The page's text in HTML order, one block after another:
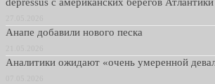
depressus с американских берегов Атлантики
Анапе добавили нового песка
Аналитики ожидают «очень умеренной